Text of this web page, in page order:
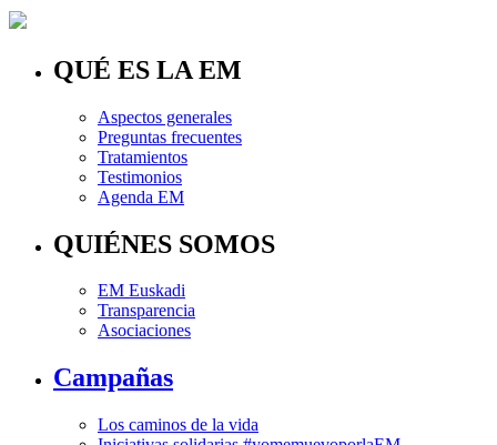
QUÉ ES LA EM
Aspectos generales
Preguntas frecuentes
Tratamientos
Testimonios
Agenda EM
QUIÉNES SOMOS
EM Euskadi
Transparencia
Asociaciones
Campañas
Los caminos de la vida